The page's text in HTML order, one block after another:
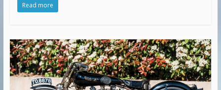
Read more